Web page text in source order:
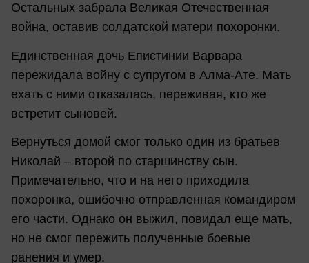
Остальных забрала Великая Отечественная
война, оставив солдатской матери похоронки.
Единственная дочь Епистинии Варвара
пережидала войну с супругом в Алма-Ате. Мать
ехать с ними отказалась, переживая, кто же
встретит сыновей.
Вернуться домой смог только один из братьев
Николай – второй по старшинству сын.
Примечательно, что и на него приходила
похоронка, ошибочно отправленная командиром
его части. Однако он выжил, повидал еще мать,
но не смог пережить полученные боевые
ранения и умер.